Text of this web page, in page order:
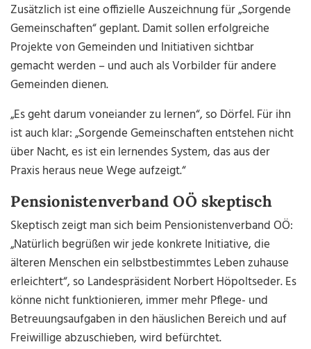
Zusätzlich ist eine offizielle Auszeichnung für „Sorgende
Gemeinschaften“ geplant. Damit sollen erfolgreiche
Projekte von Gemeinden und Initiativen sichtbar
gemacht werden – und auch als Vorbilder für andere
Gemeinden dienen.
„Es geht darum voneiander zu lernen“, so Dörfel. Für ihn
ist auch klar: „Sorgende Gemeinschaften entstehen nicht
über Nacht, es ist ein lernendes System, das aus der
Praxis heraus neue Wege aufzeigt.“
Pensionistenverband OÖ skeptisch
Skeptisch zeigt man sich beim Pensionistenverband OÖ:
„Natürlich begrüßen wir jede konkrete Initiative, die
älteren Menschen ein selbstbestimmtes Leben zuhause
erleichtert“, so Landespräsident Norbert Höpoltseder. Es
könne nicht funktionieren, immer mehr Pflege- und
Betreuungsaufgaben in den häuslichen Bereich und auf
Freiwillige abzuschieben, wird befürchtet.